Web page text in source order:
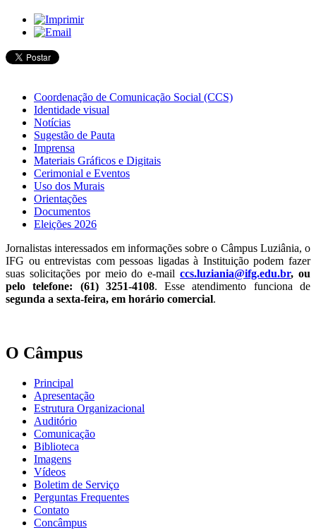
Coordenação de Comunicação Social (CCS)
Identidade visual
Notícias
Sugestão de Pauta
Imprensa
Materiais Gráficos e Digitais
Cerimonial e Eventos
Uso dos Murais
Orientações
Documentos
Eleições 2026
Jornalistas interessados em informações sobre o Câmpus Luziânia, o
IFG ou entrevistas com pessoas ligadas à Instituição podem fazer
suas solicitações por meio do e-mailccs.luziania@ifg.edu.br, ou
pelo telefone: (61) 3251-4108. Esse atendimento funciona de
segunda a sexta-feira, em horário comercial.
O Câmpus
Principal
Apresentação
Estrutura Organizacional
Auditório
Comunicação
Biblioteca
Imagens
Vídeos
Boletim de Serviço
Perguntas Frequentes
Contato
Concâmpus